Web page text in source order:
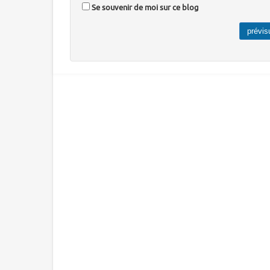
Se souvenir de moi sur ce blog